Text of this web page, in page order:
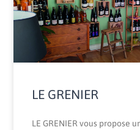
LE GRENIER
LE GRENIER vous propose